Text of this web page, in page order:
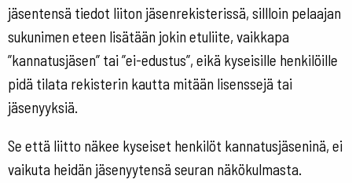
jäsentensä tiedot liiton jäsenrekisterissä, sillloin pelaajan
sukunimen eteen lisätään jokin etuliite, vaikkapa
”kannatusjäsen” tai ”ei-edustus”, eikä kyseisille henkilöille
pidä tilata rekisterin kautta mitään lisenssejä tai
jäsenyyksiä.
Se että liitto näkee kyseiset henkilöt kannatusjäseninä, ei
vaikuta heidän jäsenyytensä seuran näkökulmasta.